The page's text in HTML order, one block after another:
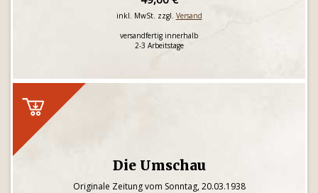
inkl. MwSt. zzgl. Versand
versandfertig innerhalb
2-3 Arbeitstage
Die Umschau
Originale Zeitung vom Sonntag, 20.03.1938